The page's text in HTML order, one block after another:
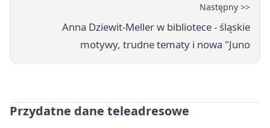
Następny >>
Anna Dziewit-Meller w bibliotece - śląskie
motywy, trudne tematy i nowa "Juno
Przydatne dane teleadresowe